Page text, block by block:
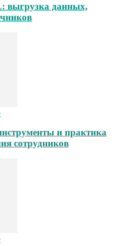
выгрузка данных,
и практика
сотрудников